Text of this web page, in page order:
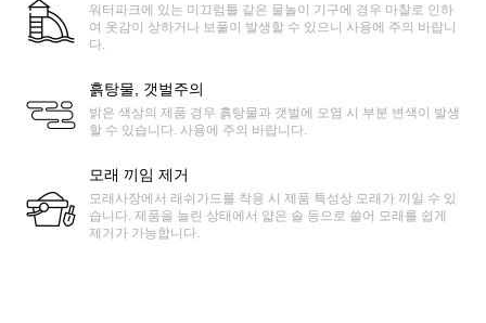
워터파크에 있는 미끄럼틀 같은 물놀이 기구에 경우 마찰로 인하
여 옷감이 상하거나 보풀이 발생할 수 있으니 사용에 주의 바랍니
다.
흙탕물, 갯벌주의
밝은 색상의 제품 경우 흙탕물과 갯벌에 오염 시 부분 변색이 발생
할 수 있습니다. 사용에 주의 바랍니다.
모래 끼임 제거
모래사장에서 래쉬가드를 착용 시 제품 특성상 모래가 끼일 수 있
습니다. 제품을 늘린 상태에서 얇은 솔 등으로 쓸어 모래를 쉽게
제거가 가능합니다.